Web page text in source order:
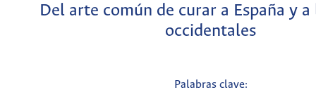
Del arte común de curar a España y a
occidentales
Palabras clave: